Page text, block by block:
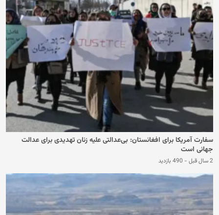
سفارت آمریکا برای افغانستان: بی‌عدالتی علیه زنان تهدیدی برای عدالت
جهانی است
2 سال قبل - 490 بازدید